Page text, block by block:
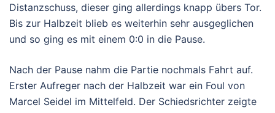
Distanzschuss, dieser ging allerdings knapp übers Tor.
Bis zur Halbzeit blieb es weiterhin sehr ausgeglichen
und so ging es mit einem 0:0 in die Pause.
Nach der Pause nahm die Partie nochmals Fahrt auf.
Erster Aufreger nach der Halbzeit war ein Foul von
Marcel Seidel im Mittelfeld. Der Schiedsrichter zeigte